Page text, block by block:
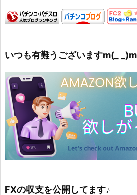
いつも有難うございますm(_ _)m
FXの収支を公開してます♪